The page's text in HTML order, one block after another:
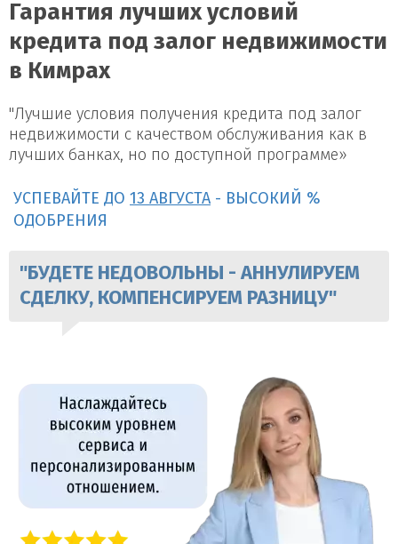
Гарантия лучших условий
кредита под залог недвижимости
в Кимрах
"Лучшие условия получения кредита под залог
недвижимости с качеством обслуживания как в
лучших банках, но по доступной программе»
УСПЕВАЙТЕ ДО 13 АВГУСТА - ВЫСОКИЙ %
ОДОБРЕНИЯ
"БУДЕТЕ НЕДОВОЛЬНЫ - АННУЛИРУЕМ
СДЕЛКУ, КОМПЕНСИРУЕМ РАЗНИЦУ"